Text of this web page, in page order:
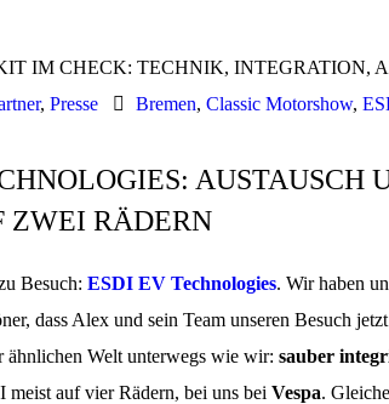
, Presse Bremen, Classic Motorshow,
AUSTAUSCH
ZWEI RÄDERN
Besuch: ESDI EV Technologies. Wir haben
dass Alex und sein Team unseren Besuch
ähnlichen Welt unterwegs wie wir: sauber
auf vier Rädern, bei uns bei Vespa.